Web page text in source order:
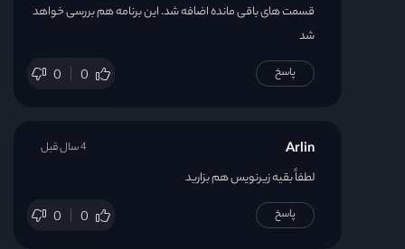
قسمت 40
قسمت های باقی مانده اضافه شد. این برنامه هم بررسی خواهد
شد
0 0 پاسخ
Arlin
لطفاً بقیه زیرنویس هم بزارید
0 0
4 سال قبل
پاسخ